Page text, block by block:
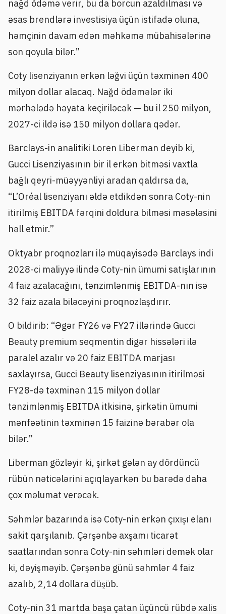
nağd ödəmə verir, bu da borcun azaldılması və
əsas brendlərə investisiya üçün istifadə oluna,
həmçinin davam edən məhkəmə mübahisələrinə
son qoyula bilər.”
Coty lisenziyanın erkən ləğvi üçün təxminən 400
milyon dollar alacaq. Nağd ödəmələr iki
mərhələdə həyata keçiriləcək — bu il 250 milyon,
2027-ci ildə isə 150 milyon dollara qədər.
Barclays-in analitiki Loren Liberman deyib ki,
Gucci Lisenziyasının bir il erkən bitməsi vaxtla
bağlı qeyri-müəyyənliyi aradan qaldırsa da,
“L’Oréal lisenziyanı əldə etdikdən sonra Coty-nin
itirilmiş EBITDA fərqini doldura bilməsi məsələsini
həll etmir.”
Oktyabr proqnozları ilə müqayisədə Barclays indi
2028-ci maliyyə ilində Coty-nin ümumi satışlarının
4 faiz azalacağını, tənzimlənmiş EBITDA-nın isə
32 faiz azala biləcəyini proqnozlaşdırır.
O bildirib: “Əgər FY26 və FY27 illərində Gucci
Beauty premium seqmentin digər hissələri ilə
paralel azalır və 20 faiz EBITDA marjası
saxlayırsa, Gucci Beauty lisenziyasının itirilməsi
FY28-də təxminən 115 milyon dollar
tənzimlənmiş EBITDA itkisinə, şirkətin ümumi
mənfəətinin təxminən 15 faizinə bərabər ola
bilər.”
Liberman gözləyir ki, şirkət gələn ay dördüncü
rübün nəticələrini açıqlayarkən bu barədə daha
çox məlumat verəcək.
Səhmlər bazarında isə Coty-nin erkən çıxışı elanı
sakit qarşılanıb. Çərşənbə axşamı ticarət
saatlarından sonra Coty-nin səhmləri demək olar
ki, dəyişməyib. Çərşənbə günü səhmlər 4 faiz
azalıb, 2,14 dollara düşüb.
Coty-nin 31 martda başa çatan üçüncü rübdə xalis